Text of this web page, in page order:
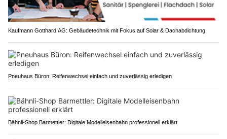
Kaufmann Gotthard AG: Gebäudetechnik mit Fokus auf Solar & Dachabdichtung
Pneuhaus Büron: Reifenwechsel einfach und zuverlässig erledigen
Bähnli-Shop Barmettler: Digitale Modelleisenbahn professionell erklärt